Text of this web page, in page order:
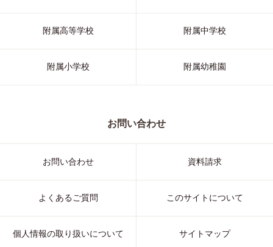
附属高等学校 附属中学校
附属小学校 附属幼稚園
お問い合わせ
お問い合わせ 資料請求
よくあるご質問 このサイトについて
個人情報の取り扱いについて サイトマップ